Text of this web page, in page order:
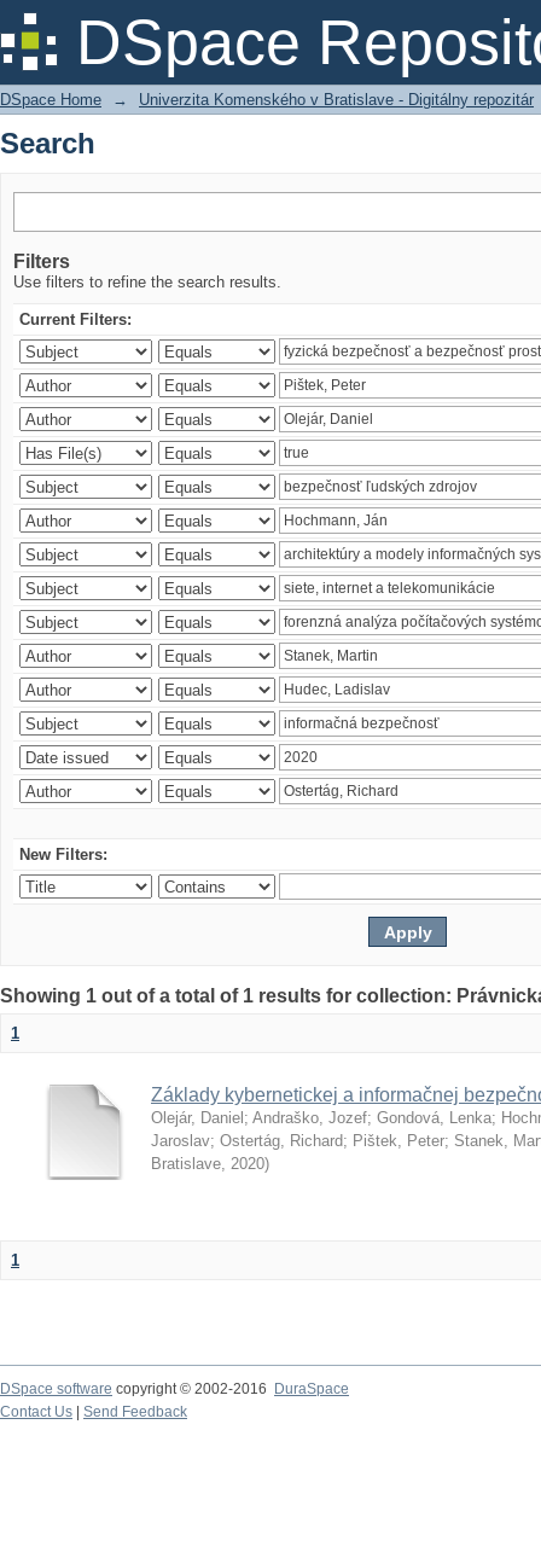
DSpace
Search
DSpace Home → Univerzita Komenského v Bratislave - Digitálny repozitár
Search
Filters
Use filters to refine the search results.
Current Filters:
New Filters:
Showing 1 out of a total of 1 results for collection:
1
Základy kybernetickej a informačnej
Olejár, Daniel ; Andraško, Jozef; Gondová, Lenka;
Jaroslav; Ostertág, Richard; Pištek, Peter; Stanek,
Bratislave, 2020)
1
DSpace software copyright © 2002-2016
DuraSpace
Contact Us
Send Feedback